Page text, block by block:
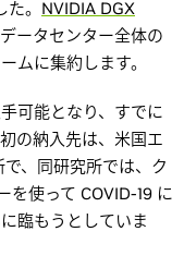
。 NVIDIA DGX
ータセンター全体の
ムに集約します。
可能となり、すでに
の納入先は、米国エ
、同研究所では、ク
を使って COVID-19 に
臨もうとしていま